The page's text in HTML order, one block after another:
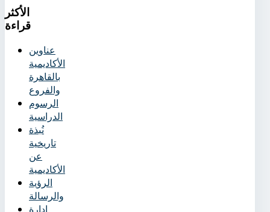
الأكثر
قراءة
عناوين
الأكاديمية
بالقاهرة
والفروع
الرسوم
الدراسية
نُبذة
تاريخية
عن
الأكاديمية
الرؤية
والرسالة
إدارة